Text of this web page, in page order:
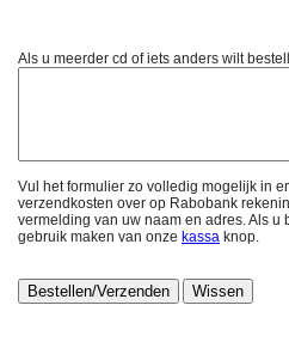
Als u meerder cd of iets anders wilt
Vul het formulier zo volledig mogelijk in
verzendkosten over op Rabobank
vermelding van uw naam en adres. Als
gebruik maken van onze kassa knop.